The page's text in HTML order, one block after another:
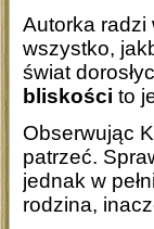
Autorka radzi
wszystko,
świat
bliskości to
Obserwując
patrzeć.
jednak w
rodzina,